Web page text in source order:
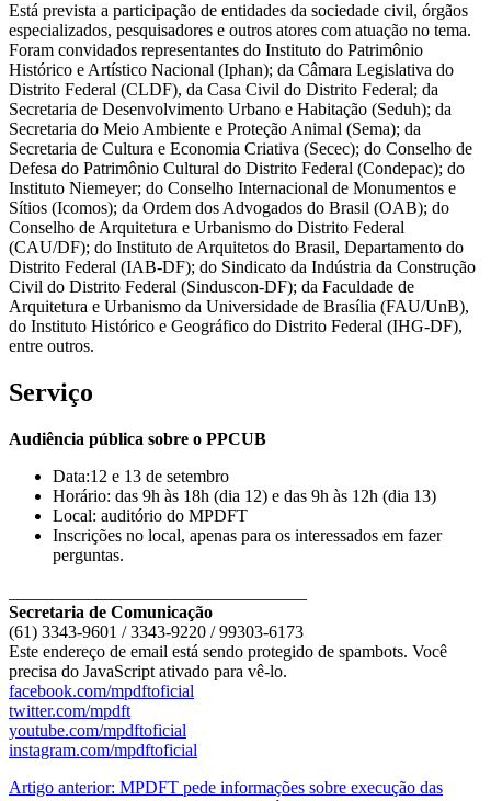
Está prevista a participação de entidades da sociedade civil, órgãos
especializados, pesquisadores e outros atores com atuação no tema.
Foram convidados representantes do Instituto do Patrimônio
Histórico e Artístico Nacional (Iphan); da Câmara Legislativa do
Distrito Federal (CLDF), da Casa Civil do Distrito Federal; da
Secretaria de Desenvolvimento Urbano e Habitação (Seduh); da
Secretaria do Meio Ambiente e Proteção Animal (Sema); da
Secretaria de Cultura e Economia Criativa (Secec); do Conselho de
Defesa do Patrimônio Cultural do Distrito Federal (Condepac); do
Instituto Niemeyer; do Conselho Internacional de Monumentos e
Sítios (Icomos); da Ordem dos Advogados do Brasil (OAB); do
Conselho de Arquitetura e Urbanismo do Distrito Federal
(CAU/DF); do Instituto de Arquitetos do Brasil, Departamento do
Distrito Federal (IAB-DF); do Sindicato da Indústria da Construção
Civil do Distrito Federal (Sinduscon-DF); da Faculdade de
Arquitetura e Urbanismo da Universidade de Brasília (FAU/UnB),
do Instituto Histórico e Geográfico do Distrito Federal (IHG-DF),
entre outros.
Serviço
Audiência pública sobre o PPCUB
Data:12 e 13 de setembro
Horário: das 9h às 18h (dia 12) e das 9h às 12h (dia 13)
Local: auditório do MPDFT
Inscrições no local, apenas para os interessados em fazer
perguntas.
Secretaria de Comunicação
(61) 3343-9601 / 3343-9220 / 99303-6173
Este endereço de email está sendo protegido de spambots. Você
precisa do JavaScript ativado para vê-lo.
facebook.com/mpdftoficial
twitter.com/mpdft
youtube.com/mpdftoficial
instagram.com/mpdftoficial
Artigo anterior: MPDFT pede informações sobre execução das